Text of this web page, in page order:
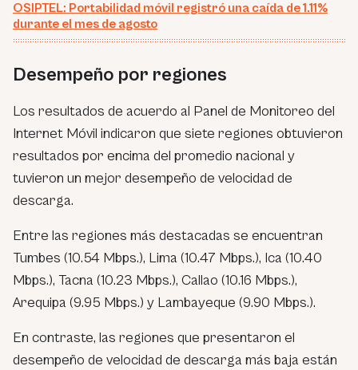
OSIPTEL: Portabilidad móvil registró una caída de 1.11%
durante el mes de agosto
Desempeño por regiones
Los resultados de acuerdo al Panel de Monitoreo del
Internet Móvil indicaron que siete regiones obtuvieron
resultados por encima del promedio nacional y
tuvieron un mejor desempeño de velocidad de
descarga.
Entre las regiones más destacadas se encuentran
Tumbes (10.54 Mbps.), Lima (10.47 Mbps.), Ica (10.40
Mbps.), Tacna (10.23 Mbps.), Callao (10.16 Mbps.),
Arequipa (9.95 Mbps.) y Lambayeque (9.90 Mbps.).
En contraste, las regiones que presentaron el
desempeño de velocidad de descarga más baja están